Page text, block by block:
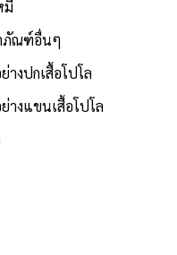
มี
ภัณฑ์อื่นๆ
างปกเสื้อโปโล
างแขนเสื้อโปโล